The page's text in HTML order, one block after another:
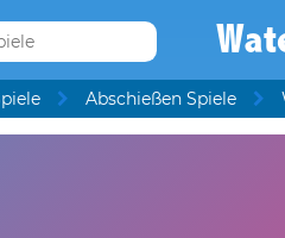
Abschießen Spiele